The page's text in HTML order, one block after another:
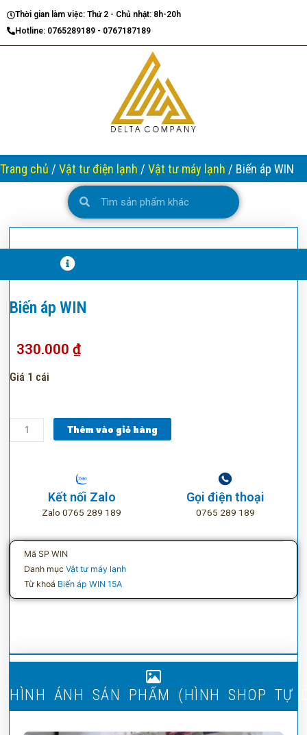
tới
nội
Thời gian làm việc: Thứ 2 - Chủ nhật: 8h-20h
Hotline: 0765289189 - 0767187189
Trang chủ / Vật tư điện lạnh / Vật tư máy lạnh / Biến áp WIN
SearchSearch
Biến áp WIN
330.000₫
Giá 1 cái
Biến
áp
Thêm vào giỏ hàng
Kết nối Zalo
Zalo 0765 289 189
Gọi điện thoại
0765 289 189
Mã SPWIN
Danh mục Vật tư máy lạnh
Từ khoá Biến áp WIN 15A
H N H ẢN H SẢ N P H ẨM ( H H S H O P TỰ